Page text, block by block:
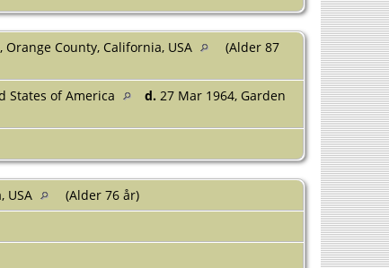
Orange County, California, USA
(Alder 87
States of America d. 27 Mar 1964, Garden
USA
(Alder 76 år)